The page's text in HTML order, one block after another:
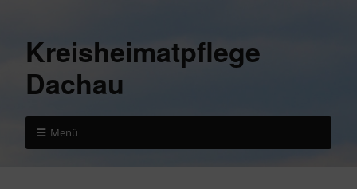
Kreisheimatpflege
Dachau
Menü